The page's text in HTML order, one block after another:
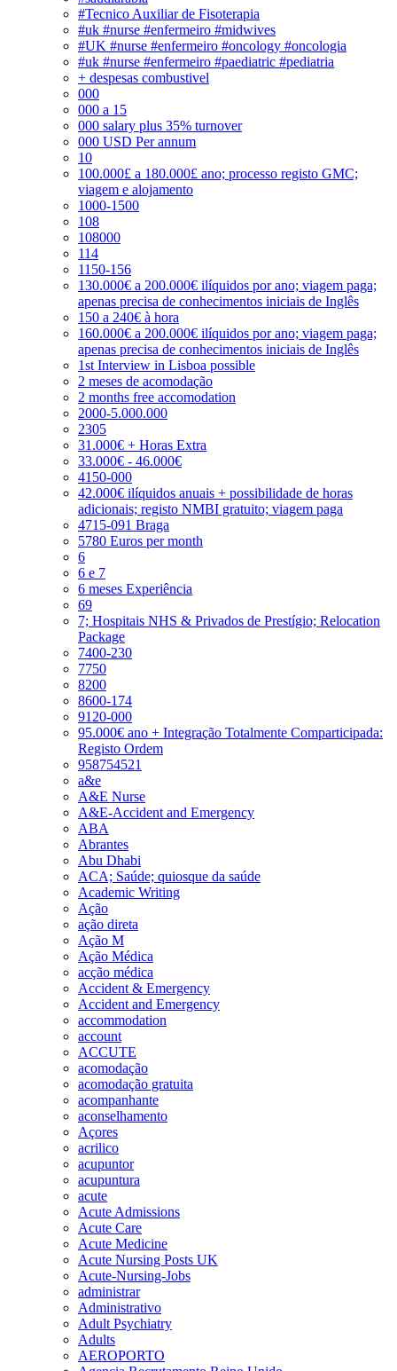
#Tecnico Auxiliar de Fisoterapia
#uk #nurse #enfermeiro #midwives
#UK #nurse #enfermeiro #oncology #oncologia
#uk #nurse #enfermeiro #paediatric #pediatria
+ despesas combustivel
000
000 a 15
000 salary plus 35% turnover
000 USD Per annum
10
100.000£ a 180.000£ ano; processo registo GMC;
viagem e alojamento
1000-1500
108
108000
114
1150-156
130.000€ a 200.000€ ilíquidos por ano; viagem paga;
apenas precisa de conhecimentos iniciais de Inglês
150 a 240€ à hora
160.000€ a 200.000€ ilíquidos por ano; viagem paga;
apenas precisa de conhecimentos iniciais de Inglês
1st Interview in Lisboa possible
2 meses de acomodação
2 months free accomodation
2000-5.000.000
2305
31.000€ + Horas Extra
33.000€ - 46.000€
4150-000
42.000€ ilíquidos anuais + possibilidade de horas
adicionais; registo NMBI gratuito; viagem paga
4715-091 Braga
5780 Euros per month
6
6 e 7
6 meses Experiência
69
7; Hospitais NHS & Privados de Prestígio; Relocation
Package
7400-230
7750
8200
8600-174
9120-000
95.000€ ano + Integração Totalmente Comparticipada:
Registo Ordem
958754521
a&e
A&E Nurse
A&E-Accident and Emergency
ABA
Abrantes
Abu Dhabi
ACA; Saúde; quiosque da saúde
Academic Writing
Ação
ação direta
Ação M
Ação Médica
acção médica
Accident & Emergency
Accident and Emergency
accommodation
account
ACCUTE
acomodação
acomodação gratuita
acompanhante
aconselhamento
Açores
acrilico
acupuntor
acupuntura
acute
Acute Admissions
Acute Care
Acute Medicine
Acute Nursing Posts UK
Acute-Nursing-Jobs
administrar
Administrativo
Adult Psychiatry
Adults
AEROPORTO